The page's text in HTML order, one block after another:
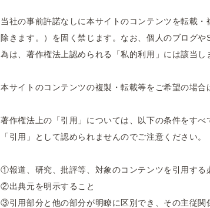
当社の事前許諾なしに本サイトのコンテンツを転載
除きます。）を固く禁じます。なお、個人のブログ
為は、著作権法上認められる「私的利用」には該当し
本サイトのコンテンツの複製・転載等をご希望の場合
著作権法上の「引用」については、以下の条件をす
「引用」として認められませんのでご注意ください。
①報道、研究、批評等、対象のコンテンツを引用する
②出典元を明示すること
③引用部分と他の部分が明瞭に区別でき、その主従関